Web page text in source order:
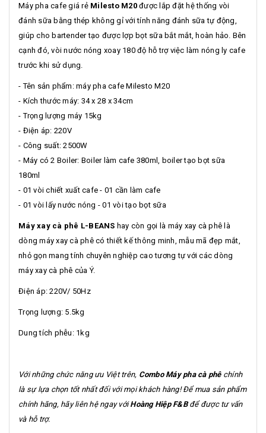
Máy pha cafe giá rẻ Milesto M20 được lắp đặt hệ thống vòi
đánh sữa bằng thép không gỉ với tính năng đánh sữa tự động,
giúp cho bartender tạo được lợp bọt sữa bắt mắt, hoàn hảo. Bên
cạnh đó, vòi nước nóng xoay 180 độ hỗ trợ việc làm nóng ly cafe
trước khi sử dụng.
- Tên sản phẩm: máy pha cafe Milesto M20
- Kích thước máy: 34 x 28 x 34cm
- Trọng lượng máy 15kg
- Điện áp: 220V
- Công suất: 2500W
- Máy có 2 Boiler: Boiler làm cafe 380ml, boiler tạo bọt sữa
180ml
- 01 vòi chiết xuất cafe - 01 cần làm cafe
- 01 vòi lấy nước nóng - 01 vòi tạo bọt sữa
Máy xay cà phê L-BEANS hay còn gọi là máy xay cà phê là
dòng máy xay cà phê có thiết kế thông minh, mẫu mã đẹp mắt,
nhỏ gọn mang tính chuyên nghiệp cao tương tự với các dòng
máy xay cà phê của Ý.
Điện áp: 220V/ 50Hz
Trọng lượng: 5.5kg
Dung tích phễu: 1kg
Với những chức năng ưu Việt trên, Combo Máy pha cà phêchính
là sự lựa chọn tốt nhất đối với mọi khách hàng! Để mua sản phẩm
chính hãng, hãy liên hệ ngay vớiHoàng Hiệp F&Bđể được tư vấn
và hỗ trợ.